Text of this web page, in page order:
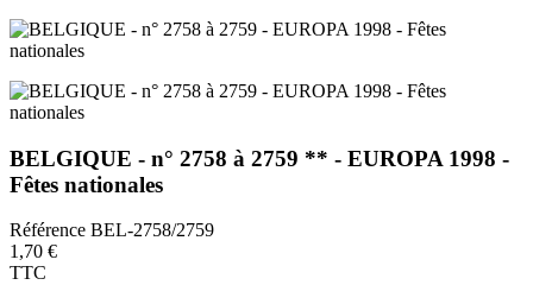
BELGIQUE - n° 2758 à 2759 ** - EUROPA 1998 -
Fêtes nationales
Référence BEL-2758/2759
1,70 €
TTC